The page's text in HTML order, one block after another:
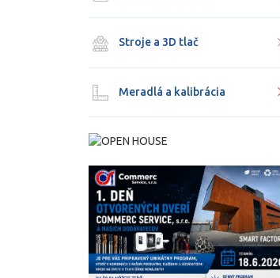
Stroje a 3D tlač
Meradlá a kalibrácia